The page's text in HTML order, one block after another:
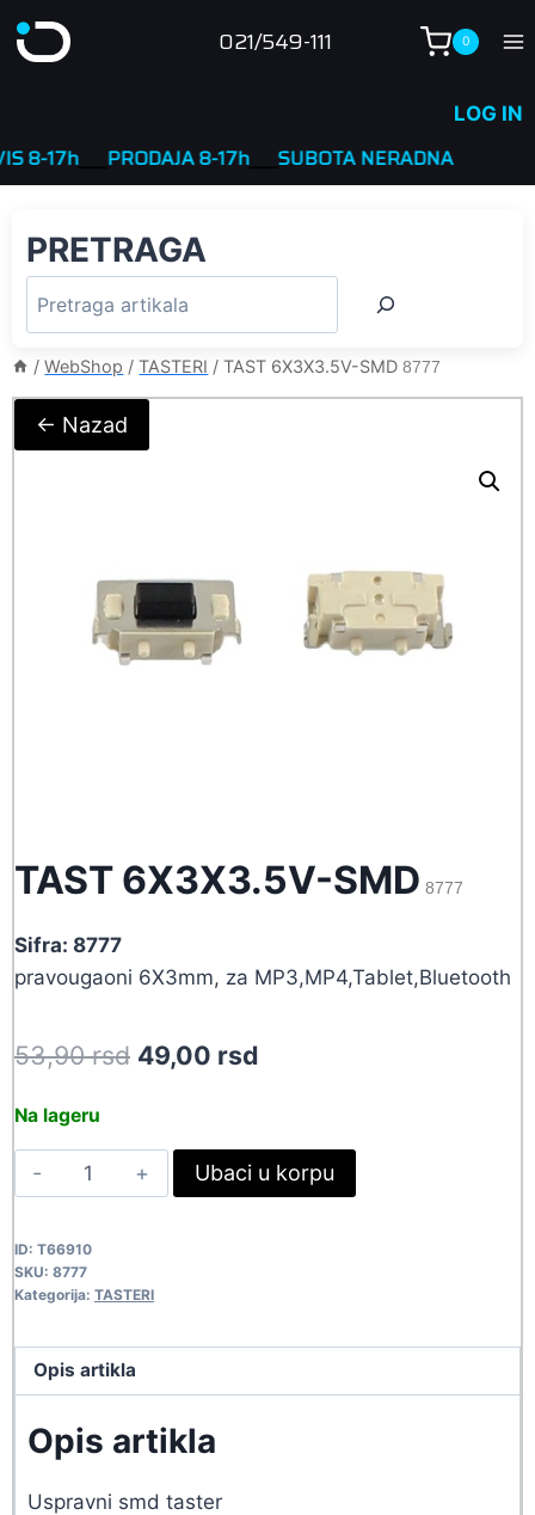
to
021/549-111 0
LOG IN
17h____PRODAJA 8-17h____SUBOTA NERADNA
PRETRAGA
/ WebShop / TASTERI / TAST 6X3X3.5V-SMD 8777
← Nazad
TAST 6X3X3.5V-SMD 8777
Sifra: 8777
pravougaoni 6X3mm, za MP3,MP4,Tablet,Bluetooth
53,90rsd Original
53,90 rsd.
49,00 rsd
49,00 rsd.
Na lageru
TAST
6X3X3.5V-
8777
quantity
Ubaci u korpu
ID: T66910
SKU: 8777
Kategorija: TASTERI
Opis artikla
Opis artikla
Uspravni smd taster